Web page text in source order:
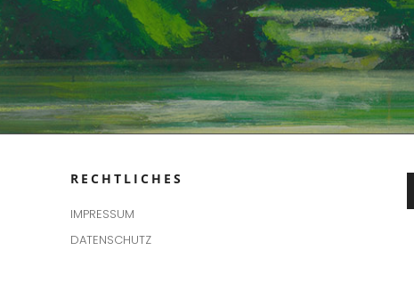
RECHTLICHES
IMPRESSUM
DATENSCHUTZ